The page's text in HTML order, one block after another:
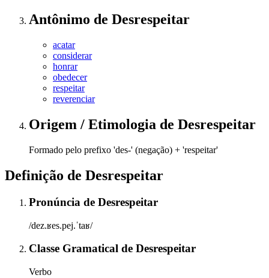
Antônimo de Desrespeitar
acatar
considerar
honrar
obedecer
respeitar
reverenciar
Origem / Etimologia de Desrespeitar
Formado pelo prefixo 'des-' (negação) + 'respeitar'
Definição de Desrespeitar
Pronúncia de Desrespeitar
/dez.ʁes.pej.ˈtaʁ/
Classe Gramatical de Desrespeitar
Verbo